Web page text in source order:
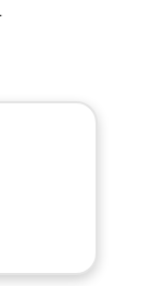
.
Polecam